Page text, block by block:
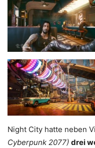
Night City hatte neben
Cyberpunk 2077) drei